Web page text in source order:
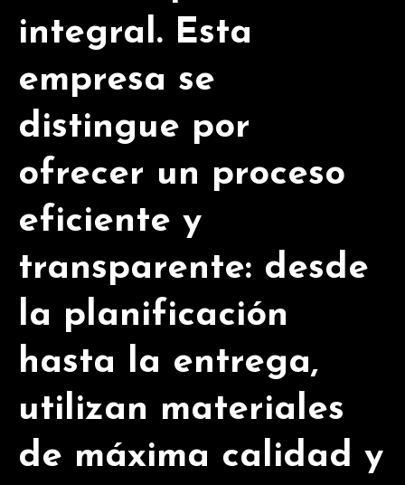
integral. Esta
empresa se
distingue por
ofrecer un proceso
eficiente y
transparente: desde
la planificación
hasta la entrega,
utilizan materiales
de máxima calidad y